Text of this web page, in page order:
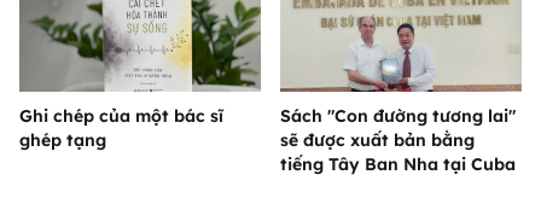
Ghi chép của một bác sĩ
ghép tạng
Sách "Con đường tương lai"
sẽ được xuất bản bằng
tiếng Tây Ban Nha tại Cuba